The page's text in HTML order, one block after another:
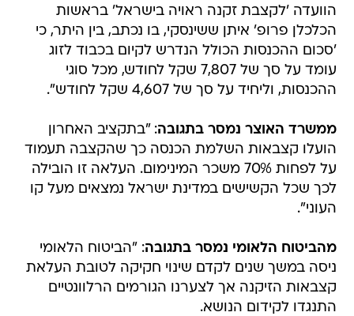
הוועדה 'לקצבת זקנה ראויה בישראל' בראשות
הכלכלן פרופ' איתן ששינסקי, בו נכתב, בין היתר, כי
'סכום ההכנסות הכולל הנדרש לקיום בכבוד לזוג
עומד על סך של 7,807 שקל לחודש, מכל סוגי
ההכנסות, וליחיד על סך של 4,607 שקל לחודש".
ממשרד האוצר נמסר בתגובה: "בתקציב האחרון
הועלו קצבאות השלמת הכנסה כך שהקצבה תעמוד
על לפחות 70% משכר המינימום. העלאה זו הובילה
לכך שכל הקשישים במדינת ישראל נמצאים מעל קו
העוני".
מהביטוח הלאומי נמסר בתגובה: "הביטוח הלאומי
ניסה במשך שנים לקדם שינוי חקיקה לטובת העלאת
קצבאות הזיקנה אך לצערנו הגורמים הרלוונטיים
התנגדו לקידום הנושא.